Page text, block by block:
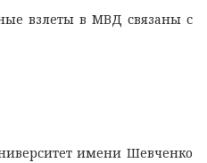
взлеты в МВД связаны с
имени Шевченко